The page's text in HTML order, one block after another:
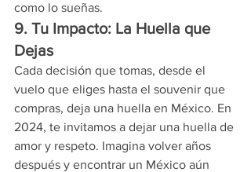
como lo sueñas.
9. Tu Impacto: La Huella que
Dejas
Cada decisión que tomas, desde el
vuelo que eliges hasta el souvenir que
compras, deja una huella en México. En
2024, te invitamos a dejar una huella de
amor y respeto. Imagina volver años
después y encontrar un México aún